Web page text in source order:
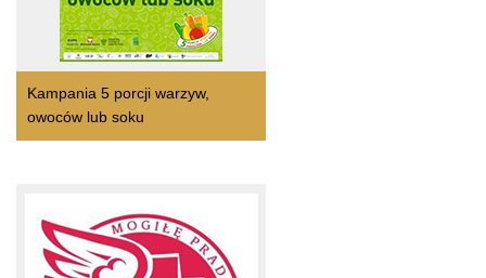
Kampania 5 porcji warzyw,
owoców lub soku